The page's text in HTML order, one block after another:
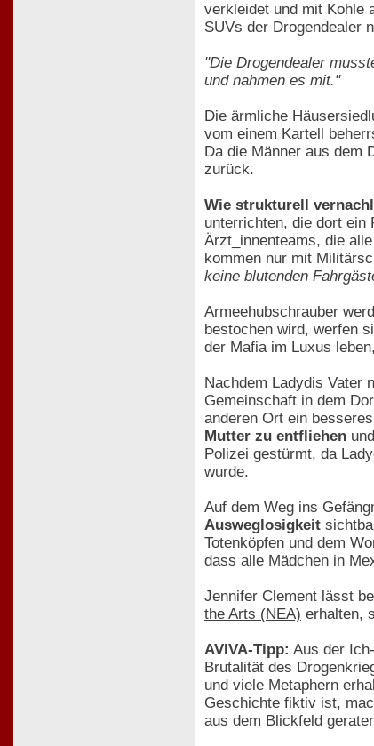
verkleidet und mit Kohle
SUVs der Drogendealer
"Die Drogendealer
und nahmen es mit."
Die ärmliche
vom einem Kartell
Da die Männer aus dem
zurück.
Wie strukturell
unterrichten, die dort ein
Ärzt_innenteams, die
kommen nur mit
keine blutenden
Armeehubschrauber
bestochen wird, werfen
der Mafia im Luxus leben,
Nachdem Ladydis Vater
Gemeinschaft in dem
anderen Ort ein
Mutter zu entfliehen
Polizei gestürmt, da
wurde.
Auf dem Weg ins
Ausweglosigkeit
Totenköpfen und dem
dass alle Mädchen in
Jennifer Clement lässt
the Arts (NEA) erhalten,
AVIVA-Tipp: Aus der
Brutalität des
und viele Metaphern
Geschichte fiktiv ist,
aus dem Blickfeld